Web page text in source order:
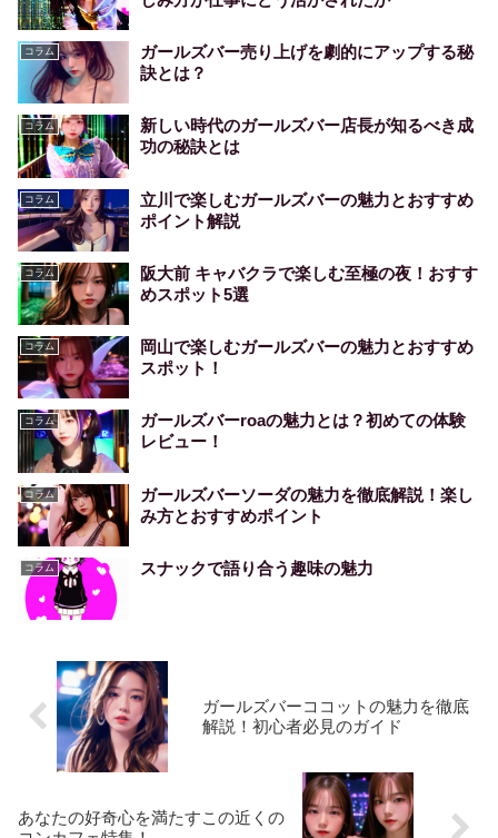
コラム
ガールズバー売り上げを劇的にアップする秘
訣とは？
コラム
新しい時代のガールズバー店長が知るべき成
功の秘訣とは
コラム
立川で楽しむガールズバーの魅力とおすすめ
ポイント解説
コラム
阪大前 キャバクラで楽しむ至極の夜！おすす
めスポット5選
コラム
岡山で楽しむガールズバーの魅力とおすすめ
スポット！
コラム
ガールズバーroaの魅力とは？初めての体験
レビュー！
コラム
ガールズバーソーダの魅力を徹底解説！楽し
み方とおすすめポイント
コラム スナックで語り合う趣味の魅力
ガールズバーココットの魅力を徹底
解説！初心者必見のガイド
あなたの好奇心を満たすこの近くの